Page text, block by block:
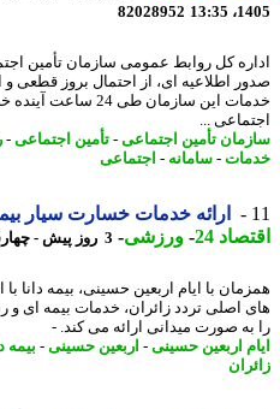
82028952
کل روابط عمومی سازمان تأمین اجتماعی
اطلاعیه ای، از احتمال بروز قطعی و
خدمات این سازمان طی 24
...
تأمین اجتماعی-تأمین اجتماعی-
-سامانه-اجتماعی
ارائه خدمات خسارت سیار بیمه
24
-ورزشی-3 روز پیش - چهارشنبه 14 مرداد 1405، 11:02
با ایام اربعین حسینی، بیمه دانا با
اصلی تردد زائران، خدمات بیمه ای و
صورت میدانی ارائه می کند. -
اربعین حسینی-اربعین حسینی-بیمه دانا-